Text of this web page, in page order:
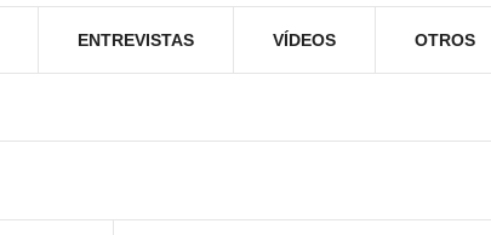
ENTREVISTAS VÍDEOS OTROS